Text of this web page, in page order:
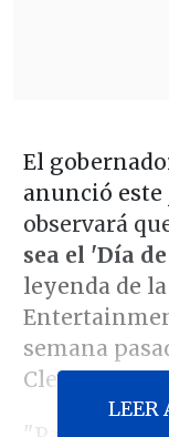
El
anunció este
observará
sea el 'Día
leyenda de
semana
Clearwater
LEER